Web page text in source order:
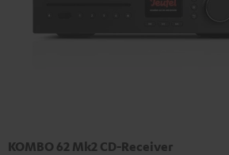
KOMBO 62 Mk2 CD-Receiver